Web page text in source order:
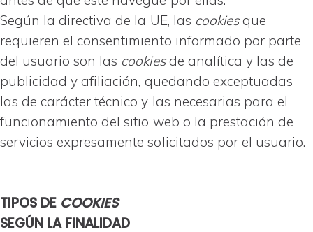
Según la directiva de la UE, las cookiesque
requieren el consentimiento informado por parte
del usuario son las cookiesde analítica y las de
publicidad y afiliación, quedando exceptuadas
las de carácter técnico y las necesarias para el
funcionamiento del sitio web o la prestación de
servicios expresamente solicitados por el usuario.
TIPOS DE COOKIES
SEGÚN LA FINALIDAD